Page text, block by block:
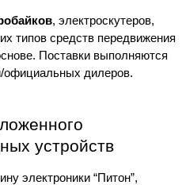
, электроскутеров,
типов средств передвижения
Поставки выполняются
официальных дилеров.
устройств
электроники “Питон”,